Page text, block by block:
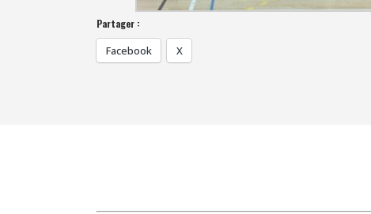
Partager :
Facebook X